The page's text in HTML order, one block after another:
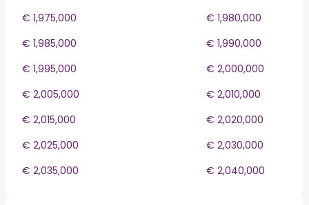
€ 1,975,000
€ 1,980,000
€ 1,985,000
€ 1,990,000
€ 1,995,000
€ 2,000,000
€ 2,005,000
€ 2,010,000
€ 2,015,000
€ 2,020,000
€ 2,025,000
€ 2,030,000
€ 2,035,000
€ 2,040,000